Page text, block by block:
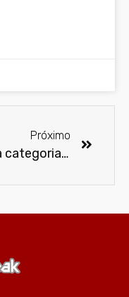
Próximo
Nova categoria do Oscar é anunciada: ‘Melhor Filme Popular’